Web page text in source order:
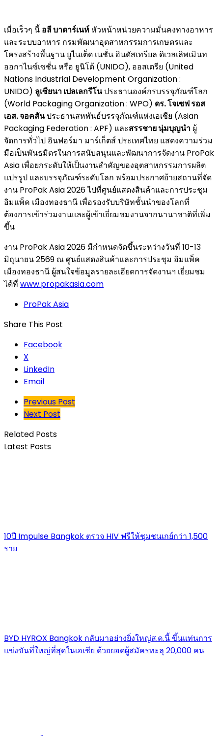
เมื่อเร็วๆ นี้ อลี บาดาร์เนห์หัวหน้าหน่วยความมั่นคงทางอาหาร
และระบบอาหาร กรมพัฒนาอุตสาหกรรมการเกษตรและ
โครงสร้างพื้นฐาน ยูไนเต็ด เนชั่น อินดัสเทรียล ดิเวลเลิพเมินท
ออกาไนซ์เซชั่น หรือ ยูนิโด้ (UNIDO), ออสเตรีย (United
Nations Industrial Development Organization :
UNIDO) ลูเซียนา เปลเลกรีโนประธานองค์กรบรรจุภัณฑ์โลก
(World Packaging Organization : WPO) ดร. โจเซฟ รอส
เอส. จอคสันประธานสหพันธ์บรรจุภัณฑ์แห่งเอเชีย (Asian
Packaging Federation : APF) และสรรชาย นุ่มบุญนํา ผู้
จัดการทั่วไป อินฟอร์มา มาร์เก็ตส์ ประเทศไทย แสดงความร่วม
มือเป็นพันธมิตรในการสนับสนุนและพัฒนาการจัดงาน ProPak
Asia เพื่อยกระดับให้เป็นงานสำคัญของอุตสาหกรรมการผลิต
แปรรูป และบรรจุภัณฑ์ระดับโลก พร้อมประกาศย้ายสถานที่จัด
งาน ProPak Asia 2026 ไปที่ศูนย์แสดงสินค้าและการประชุม
อิมแพ็ค เมืองทองธานี เพื่อรองรับบริษัทชั้นนำของโลกที่
ต้องการเข้าร่วมงานและผู้เข้าเยี่ยมชมงานจากนานาชาติที่เพิ่ม
ขึ้น
งาน ProPak Asia 2026 มีกำหนดจัดขึ้นระหว่างวันที่ 10-13
มิถุนายน 2569 ณ ศูนย์แสดงสินค้าและการประชุม อิมแพ็ค
เมืองทองธานี ผู้สนใจข้อมูลรายละเอียดการจัดงานฯ เยี่ยมชม
ได้ที่ www.propakasia.com
ProPak Asia
Share This Post
Facebook
X
LinkedIn
Email
Previous Post
Next Post
Related Posts
Latest Posts
10ปี Impulse Bangkok ตรวจ HIV ฟรีให้ชุมชนเกย์กว่า 1,500
ราย
BYD HYROX Bangkok กลับมาอย่างยิ่งใหญ่ส.ค.นี้ ขึ้นแท่นการ
แข่งขันที่ใหญ่ที่สุดในเอเชีย ด้วยยอดผู้สมัครทะลุ 20,000 คน